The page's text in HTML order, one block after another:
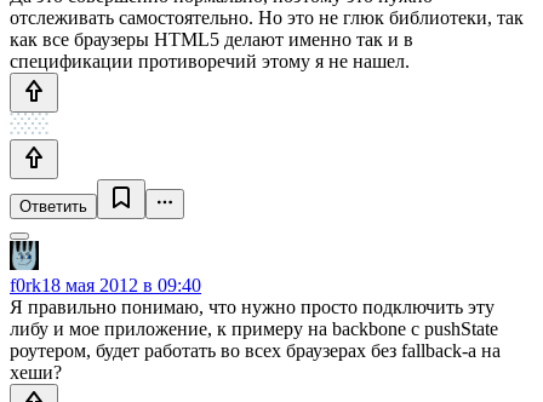
отслеживать самостоятельно. Но это не глюк библиотеки, так
как все браузеры HTML5 делают именно так и в
спецификации противоречий этому я не нашел.
Ответить
f0rk18 мая 2012 в 09:40
Я правильно понимаю, что нужно просто подключить эту
либу и мое приложение, к примеру на backbone c pushState
роутером, будет работать во всех браузерах без fallback-а на
хеши?